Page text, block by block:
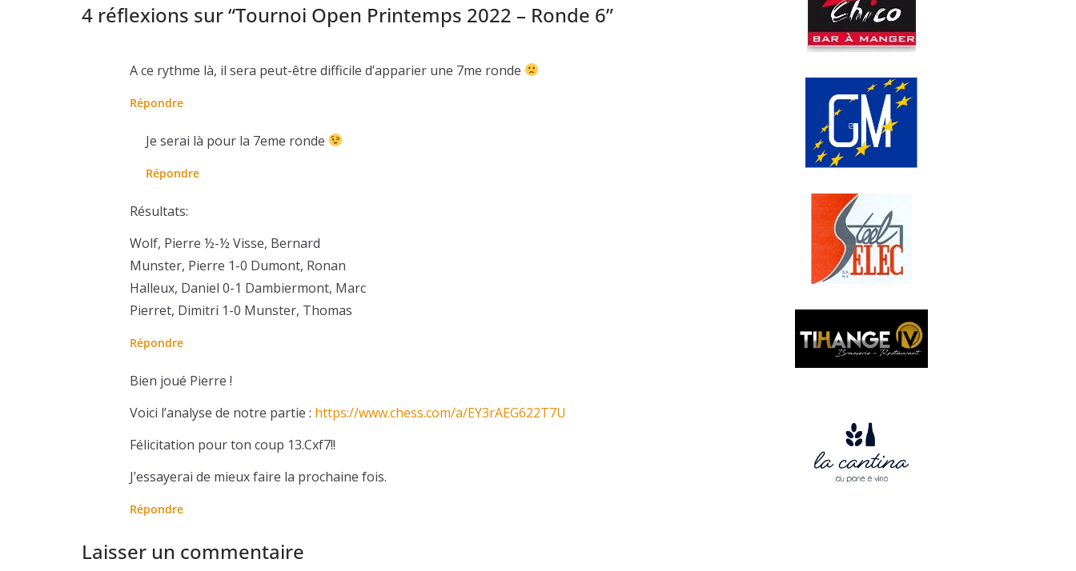
4 réflexions sur “Tournoi Open Printemps 2022 – Ronde 6”
A ce rythme là, il sera peut-être difficile d’apparier une 7me ronde
Répondre
Je serai là pour la 7eme ronde
Répondre
Résultats:
Wolf, Pierre ½-½ Visse, Bernard
Munster, Pierre 1-0 Dumont, Ronan
Halleux, Daniel 0-1 Dambiermont, Marc
Pierret, Dimitri 1-0 Munster, Thomas
Répondre
Bien joué Pierre !
Voici l’analyse de notre partie : https://www.chess.com/a/EY3rAEG622T7U
Félicitation pour ton coup 13.Cxf7!!
J’essayerai de mieux faire la prochaine fois.
Répondre
Laisser un commentaire